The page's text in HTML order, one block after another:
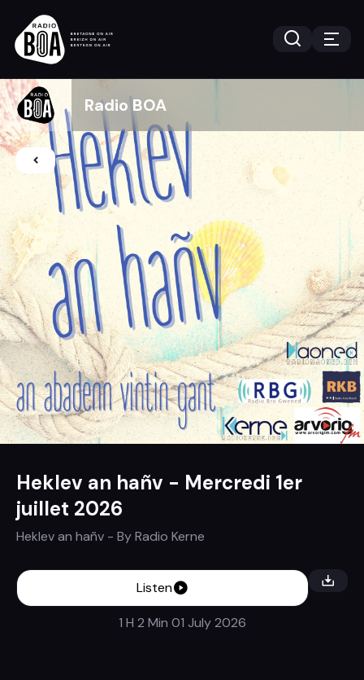
Radio BOA
Heklev an hañv - Mercredi 1er
juillet 2026
Heklev an hañv - ByRadio Kerne
Listen
1 H 2 Min 01 July 2026